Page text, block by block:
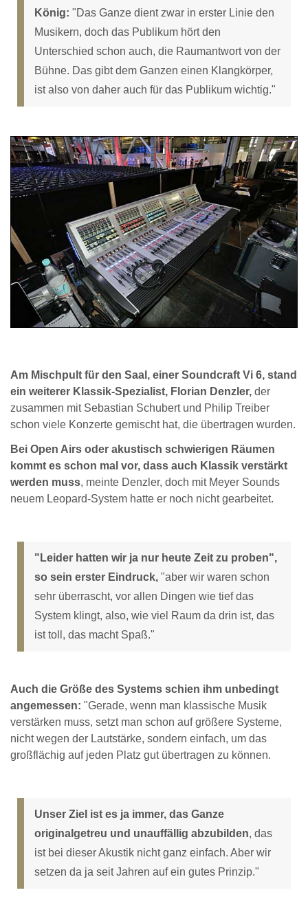
König: "Das Ganze dient zwar in erster Linie den
Musikern, doch das Publikum hört den
Unterschied schon auch, die Raumantwort von der
Bühne. Das gibt dem Ganzen einen Klangkörper,
ist also von daher auch für das Publikum wichtig."
Am Mischpult für den Saal, einer Soundcraft Vi 6, stand
ein weiterer Klassik-Spezialist, Florian Denzler, der
zusammen mit Sebastian Schubert und Philip Treiber
schon viele Konzerte gemischt hat, die übertragen wurden.
Bei Open Airs oder akustisch schwierigen Räumen
kommt es schon mal vor, dass auch Klassik verstärkt
werden muss, meinte Denzler, doch mit Meyer Sounds
neuem Leopard-System hatte er noch nicht gearbeitet.
"Leider hatten wir ja nur heute Zeit zu proben",
so sein erster Eindruck, "aber wir waren schon
sehr überrascht, vor allen Dingen wie tief das
System klingt, also, wie viel Raum da drin ist, das
ist toll, das macht Spaß."
Auch die Größe des Systems schien ihm unbedingt
angemessen: "Gerade, wenn man klassische Musik
verstärken muss, setzt man schon auf größere Systeme,
nicht wegen der Lautstärke, sondern einfach, um das
großflächig auf jeden Platz gut übertragen zu können.
Unser Ziel ist es ja immer, das Ganze
originalgetreu und unauffällig abzubilden, das
ist bei dieser Akustik nicht ganz einfach. Aber wir
setzen da ja seit Jahren auf ein gutes Prinzip."